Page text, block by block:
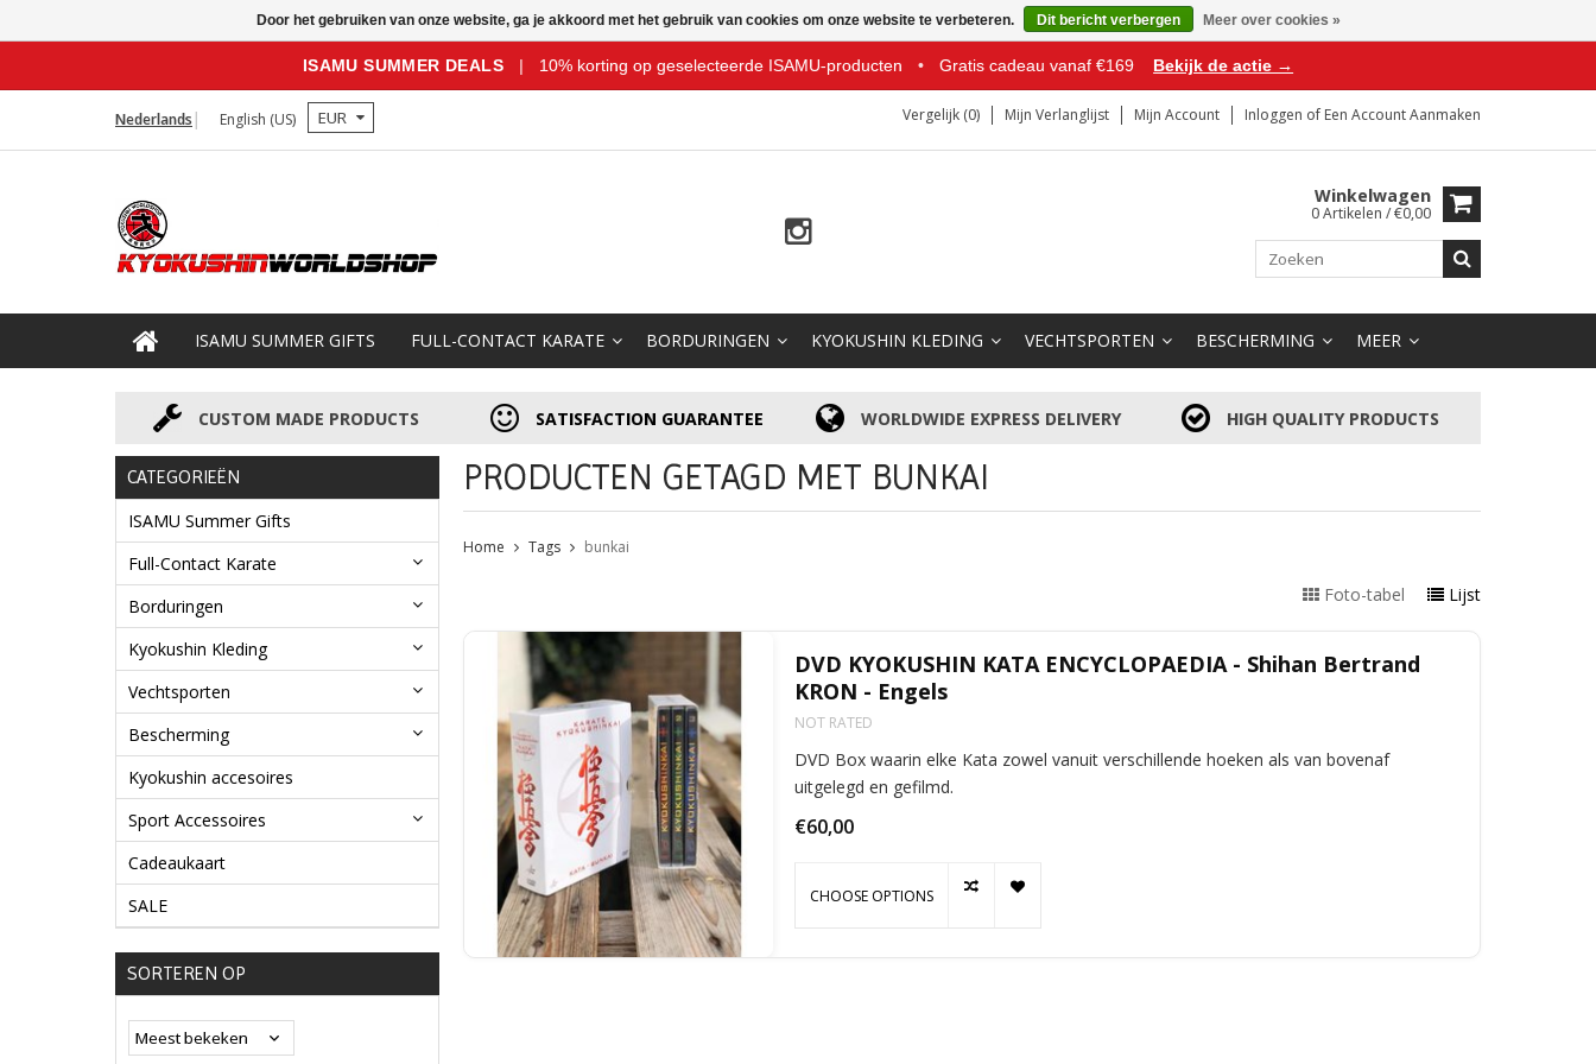
ISAMU SUMMER DEALS | 10% korting op geselecteerde ISAMU-producten • Gratis cadeau vanaf €169 Bekijk de actie →
Nederlands English (US) EUR Vergelijk (0) Mijn Verlanglijst Mijn Account Inloggen of Een Account Aanmaken
Winkelwagen
0 Artikelen / €0,00
ISAMU SUMMER GIFTS FULL-CONTACT KARATE BORDURINGEN KYOKUSHIN KLEDING VECHTSPORTEN BESCHERMING MEER
CUSTOM MADE PRODUCTS SATISFACTION GUARANTEE WORLDWIDE EXPRESS DELIVERY HIGH QUALITY PRODUCTS
CATEGORIEËN
ISAMU Summer Gifts
Full-Contact Karate
Borduringen
Kyokushin Kleding
Vechtsporten
Bescherming
Kyokushin accesoires
Sport Accessoires
Cadeaukaart
SALE
SORTEREN OP
PRODUCTEN GETAGD MET BUNKAI
Home Tags bunkai
Foto-tabel Lijst
DVD KYOKUSHIN KATA ENCYCLOPAEDIA - Shihan Bertrand
KRON - Engels
NOT RATED
DVD Box waarin elke Kata zowel vanuit verschillende hoeken als van bovenaf
uitgelegd en gefilmd.
€60,00
CHOOSE OPTIONS
Door het gebruiken van onze website, ga je akkoord met het gebruik van cookies om onze website te verbeteren. Dit bericht verbergen Meer over cookies »